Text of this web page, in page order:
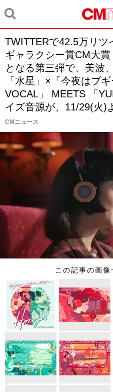
TWITTERで42.5万リツ
ギャラクシー賞CM大
となる第三弾で、美波
「水星」×「今夜はブ
VOCAL」 MEETS 「
イズ音源が、11/29(火)
CMニュース
この記事の画像